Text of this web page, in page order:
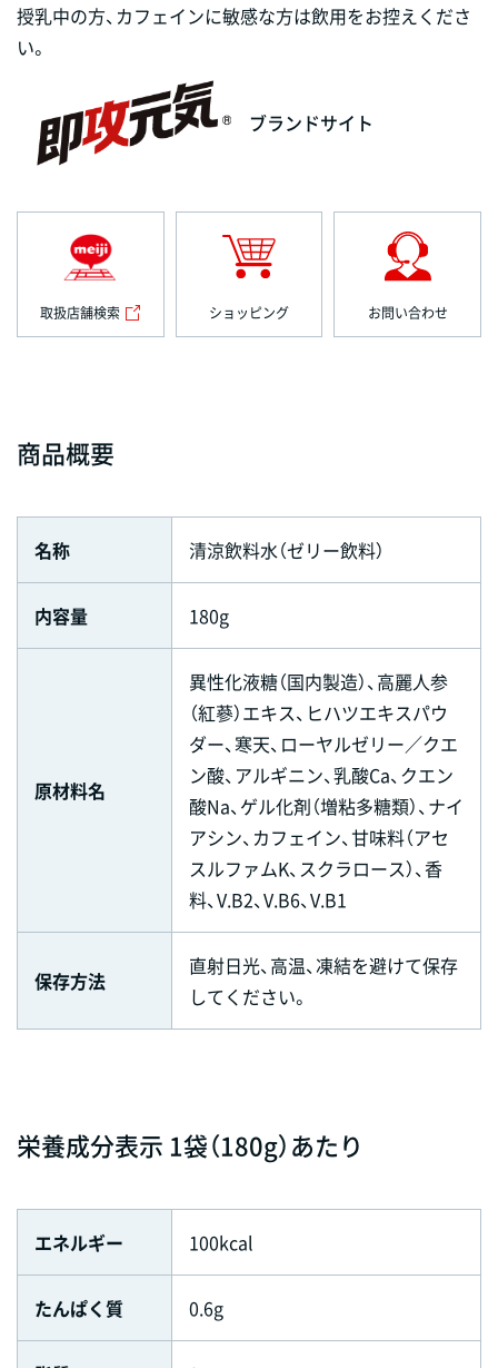
授乳中の方、カフェインに敏感な方は飲用をお控えくださ
い。
ブランドサイト
取扱店舗検索 ショッピング お問い合わせ
商品概要
名称 清涼飲料水（ゼリー飲料）
内容量 180g
原材料名
異性化液糖（国内製造）、高麗人参
（紅蔘）エキス、ヒハツエキスパウ
ダー、寒天、ローヤルゼリー／クエ
ン酸、アルギニン、乳酸Ca、クエン
酸Na、ゲル化剤（増粘多糖類）、ナイ
アシン、カフェイン、甘味料（アセ
スルファムK、スクラロース）、香
料、V.B2、V.B6、V.B1
保存方法
直射日光、高温、凍結を避けて保存
してください。
栄養成分表示 1袋（180g）あたり
エネルギー 100kcal
たんぱく質 0.6g